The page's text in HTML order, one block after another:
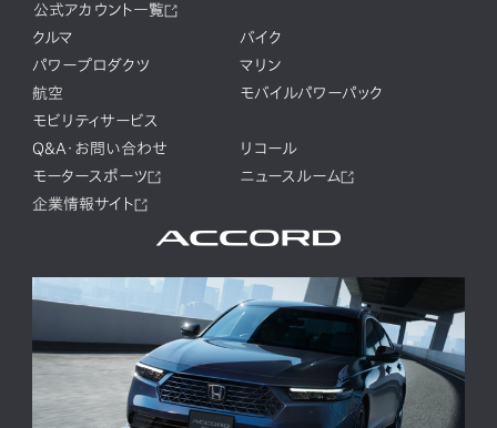
公式アカウント一覧
クルマ
バイク
パワープロダクツ
マリン
航空
モバイルパワーパック
モビリティサービス
Q&A・お問い合わせ
リコール
モータースポーツ
ニュースルーム
企業情報サイト